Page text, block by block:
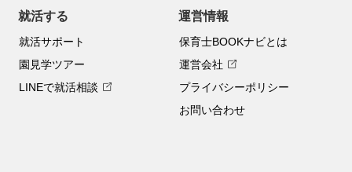
就活する
就活サポート
園見学ツアー
LINEで就活相談
運営情報
保育士BOOKナビとは
運営会社
プライバシーポリシー
お問い合わせ